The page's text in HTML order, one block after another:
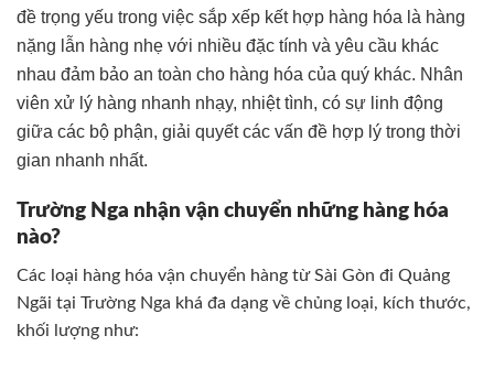
đề trọng yếu trong việc sắp xếp kết hợp hàng hóa là hàng
nặng lẫn hàng nhẹ với nhiều đặc tính và yêu cầu khác
nhau đảm bảo an toàn cho hàng hóa của quý khác. Nhân
viên xử lý hàng nhanh nhạy, nhiệt tình, có sự linh động
giữa các bộ phận, giải quyết các vấn đề hợp lý trong thời
gian nhanh nhất.
Trường Nga nhận vận chuyển những hàng hóa
nào?
Các loại hàng hóa vận chuyển hàng từ Sài Gòn đi Quảng
Ngãi tại Trường Nga khá đa dạng về chủng loại, kích thước,
khối lượng như: